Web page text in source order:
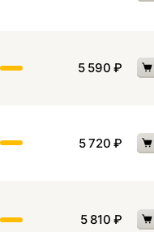
5 590 ₽
5 720 ₽
5 810 ₽